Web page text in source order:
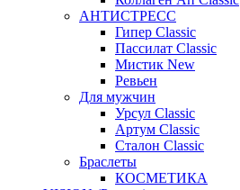
АНТИСТРЕСС
Гипер Classic
Пассилат Classic
Мистик New
Ревьен
Для мужчин
Урсул Classic
Артум Classic
Сталон Classic
Браслеты
КОСМЕТИКА